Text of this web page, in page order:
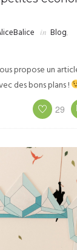
in Blog,
propose un
des bons plans !
29